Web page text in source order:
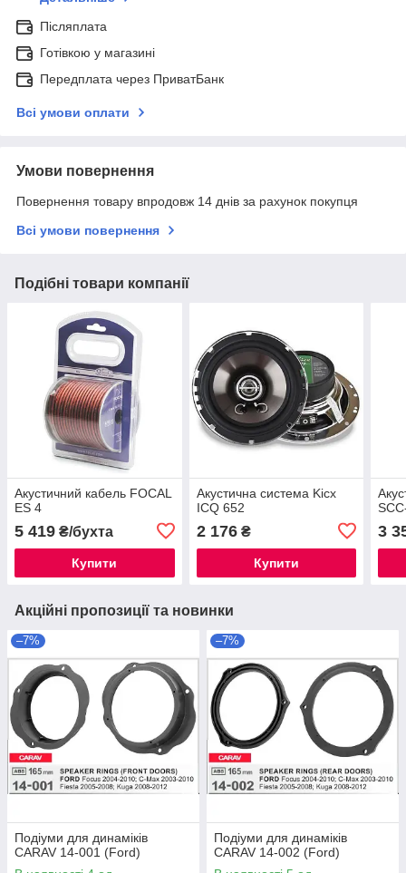
Післяплата
Готівкою у магазині
Передплата через ПриватБанк
Всі умови оплати
Умови повернення
Повернення товару впродовж 14 днів за рахунок покупця
Всі умови повернення
Подібні товари компанії
Акустичний кабель FOCAL
ES 4
5 419 ₴/бухта
Купити
Акустична система Kicx
ICQ 652
2 176₴
Купити
3
Акційні пропозиції та новинки
–7%
Подіуми для динаміків
CARAV 14-001 (Ford)
–7%
Подіуми для динаміків
CARAV 14-002 (Ford)